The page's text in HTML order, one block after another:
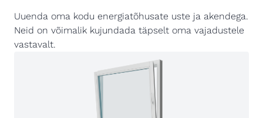
Uuenda oma kodu energiatõhusate uste ja akendega.
Neid on võimalik kujundada täpselt oma vajadustele
vastavalt.